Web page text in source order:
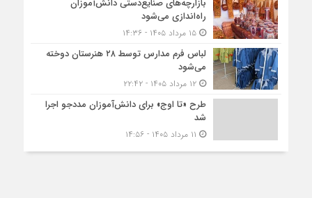
بازارچه‌های صنایع‌دستی دانش‌آموزان
راه‌اندازی می‌شود
۱۵ مرداد ۱۴۰۵ - ۱۴:۳۶
لباس فرم مدارس توسط ۲۸ هنرستان‌ دوخته
می‌شود
۱۲ مرداد ۱۴۰۵ - ۲۲:۴۲
طرح «تا اوج» برای دانش‌آموزان مددجو اجرا
شد